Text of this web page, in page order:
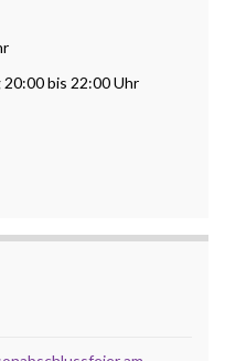
bis 22:00 Uhr